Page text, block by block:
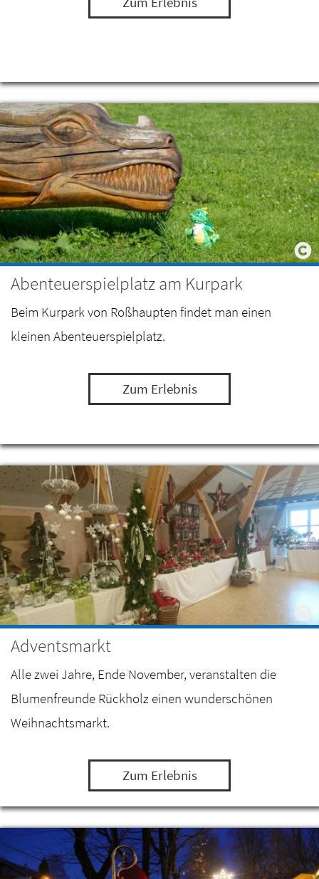
Abenteuerspielplatz am Kurpark
Beim Kurpark von Roßhaupten findet man einen
kleinen Abenteuerspielplatz.
Zum Erlebnis
Adventsmarkt
Alle zwei Jahre, Ende November, veranstalten die
Blumenfreunde Rückholz einen wunderschönen
Weihnachtsmarkt.
Zum Erlebnis